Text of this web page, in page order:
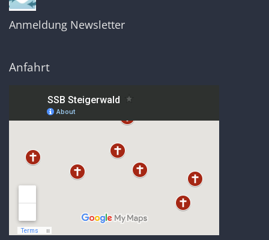
Anmeldung Newsletter
Anfahrt